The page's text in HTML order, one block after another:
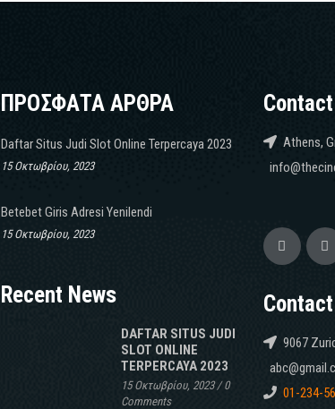
ΠΡΟΣΦΑΤΑ ΑΡΘΡΑ
Daftar Situs Judi Slot Online Terpercaya 2023
15 Οκτωβρίου, 2023
Betebet Giris Adresi Yenilendi
15 Οκτωβρίου, 2023
Recent News
DAFTAR SITUS JUDI
SLOT ONLINE
TERPERCAYA 2023
15 Οκτωβρίου, 2023/0
Comments
Athens,
9067
01-234-